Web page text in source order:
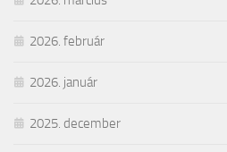
2026. február
2026. január
2025. december